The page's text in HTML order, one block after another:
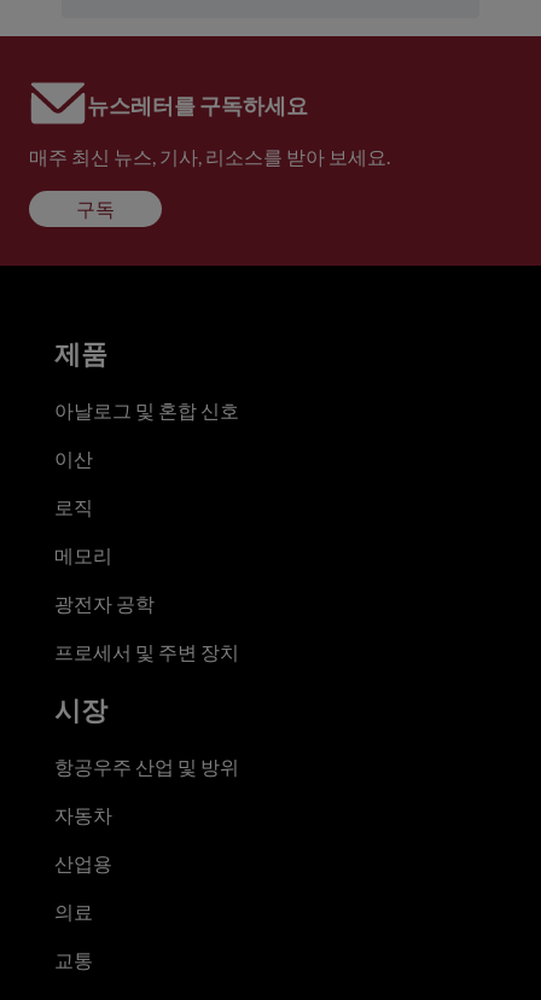
뉴스레터를 구독하세요
매주 최신 뉴스, 기사, 리소스를 받아 보세요.
구독
제품
아날로그 및 혼합 신호
이산
로직
메모리
광전자 공학
프로세서 및 주변 장치
시장
항공우주 산업 및 방위
자동차
산업용
의료
교통